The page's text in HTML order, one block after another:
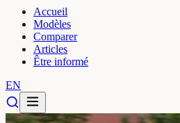
Accueil
Modèles
Comparer
Articles
Être informé
EN